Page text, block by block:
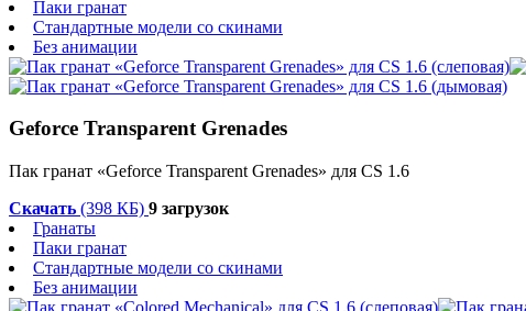
Паки гранат
Стандартные модели со скинами
Без анимации
Geforce Transparent Grenades
Пак гранат «Geforce Transparent Grenades» для CS 1.6
Скачать (398 КБ) 9 загрузок
Гранаты
Паки гранат
Стандартные модели со скинами
Без анимации